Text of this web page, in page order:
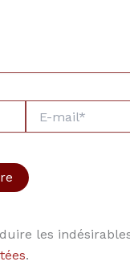
mail*
les
.